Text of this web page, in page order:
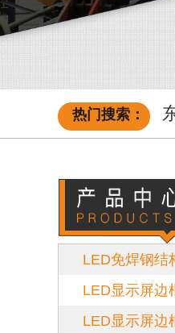
热门搜索：
LED免焊钢结
LED显示屏边
LED显示屏边